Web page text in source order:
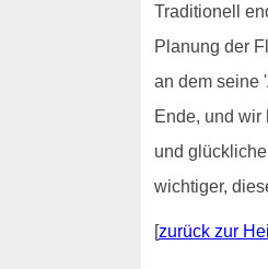
Traditionell
Planung der
an dem seine
Ende, und
und
wichtiger,
[zurück zur